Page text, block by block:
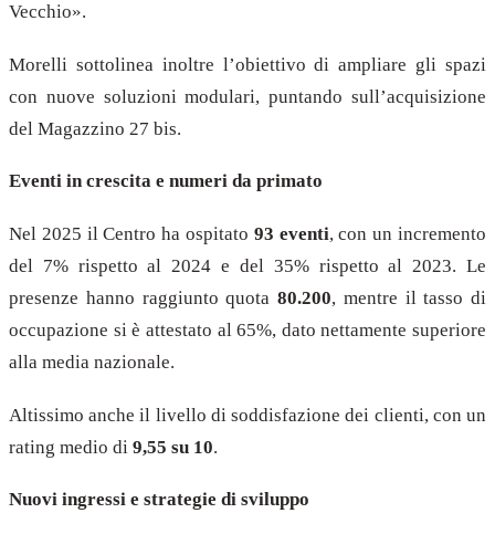
Vecchio».
Morelli sottolinea inoltre l’obiettivo di ampliare gli spazi
con nuove soluzioni modulari, puntando sull’acquisizione
del Magazzino 27 bis.
Eventi in crescita e numeri da primato
Nel 2025 il Centro ha ospitato 93 eventi, con un incremento
del 7% rispetto al 2024 e del 35% rispetto al 2023. Le
presenze hanno raggiunto quota 80.200, mentre il tasso di
occupazione si è attestato al 65%, dato nettamente superiore
alla media nazionale.
Altissimo anche il livello di soddisfazione dei clienti, con un
rating medio di 9,55 su 10.
Nuovi ingressi e strategie di sviluppo